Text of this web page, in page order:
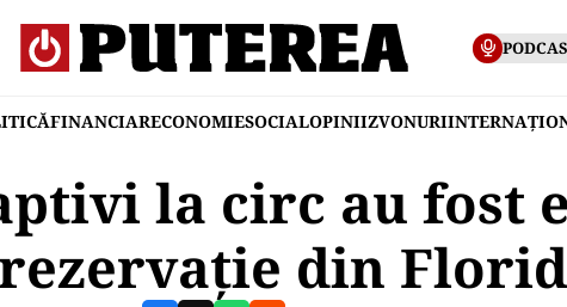
FINANCIARECONOMIESOCIALOPINIIZVONURI
la circ au fost
din